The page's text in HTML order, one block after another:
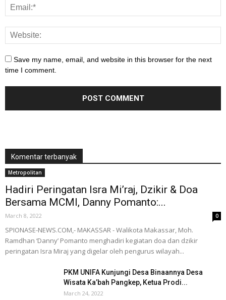
Save my name, email, and website in this browser for the next
time I comment.
Komentar terbanyak
Metropolitan
Hadiri Peringatan Isra Mi’raj, Dzikir & Doa
Bersama MCMI, Danny Pomanto:...
March 8, 2022 0
SPIONASE-NEWS.COM,- MAKASSAR - Walikota Makassar, Moh.
Ramdhan ‘Danny’ Pomanto menghadiri kegiatan doa dan dzikir
peringatan Isra Miraj yang digelar oleh pengurus wilayah...
PKM UNIFA Kunjungi Desa Binaannya Desa
Wisata Ka’bah Pangkep, Ketua Prodi...
March 24, 2022